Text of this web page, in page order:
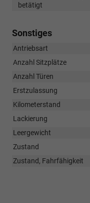
betätigt
Sonstiges
Antriebsart
Anzahl Sitzplätze
Anzahl Türen
Erstzulassung
Kilometerstand
Lackierung
Leergewicht
Zustand
Zustand, Fahrfähigkeit